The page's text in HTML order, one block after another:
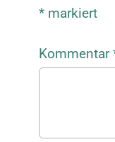
* markiert
Kommentar